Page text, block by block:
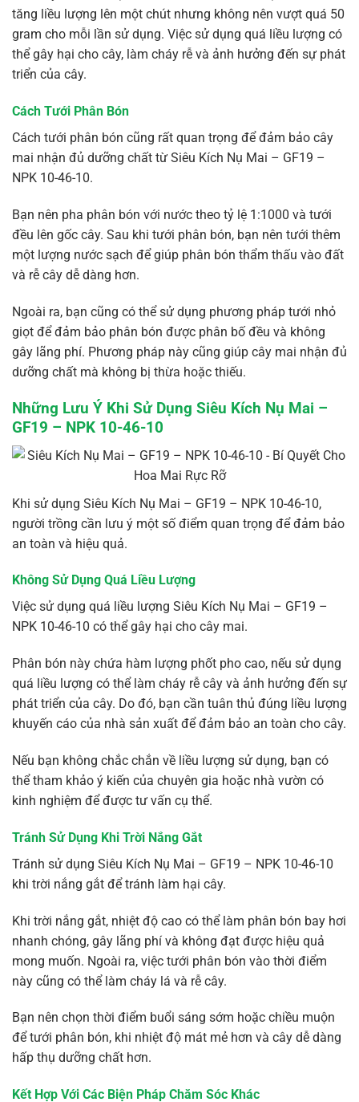
tăng liều lượng lên một chút nhưng không nên vượt quá 50
gram cho mỗi lần sử dụng. Việc sử dụng quá liều lượng có
thể gây hại cho cây, làm cháy rễ và ảnh hưởng đến sự phát
triển của cây.
Cách Tưới Phân Bón
Cách tưới phân bón cũng rất quan trọng để đảm bảo cây
mai nhận đủ dưỡng chất từ Siêu Kích Nụ Mai – GF19 –
NPK 10-46-10.
Bạn nên pha phân bón với nước theo tỷ lệ 1:1000 và tưới
đều lên gốc cây. Sau khi tưới phân bón, bạn nên tưới thêm
một lượng nước sạch để giúp phân bón thẩm thấu vào đất
và rễ cây dễ dàng hơn.
Ngoài ra, bạn cũng có thể sử dụng phương pháp tưới nhỏ
giọt để đảm bảo phân bón được phân bố đều và không
gây lãng phí. Phương pháp này cũng giúp cây mai nhận đủ
dưỡng chất mà không bị thừa hoặc thiếu.
Những Lưu Ý Khi Sử Dụng Siêu Kích Nụ Mai –
GF19 – NPK 10-46-10
Khi sử dụng Siêu Kích Nụ Mai – GF19 – NPK 10-46-10,
người trồng cần lưu ý một số điểm quan trọng để đảm bảo
an toàn và hiệu quả.
Không Sử Dụng Quá Liều Lượng
Việc sử dụng quá liều lượng Siêu Kích Nụ Mai – GF19 –
NPK 10-46-10 có thể gây hại cho cây mai.
Phân bón này chứa hàm lượng phốt pho cao, nếu sử dụng
quá liều lượng có thể làm cháy rễ cây và ảnh hưởng đến sự
phát triển của cây. Do đó, bạn cần tuân thủ đúng liều lượng
khuyến cáo của nhà sản xuất để đảm bảo an toàn cho cây.
Nếu bạn không chắc chắn về liều lượng sử dụng, bạn có
thể tham khảo ý kiến của chuyên gia hoặc nhà vườn có
kinh nghiệm để được tư vấn cụ thể.
Tránh Sử Dụng Khi Trời Nắng Gắt
Tránh sử dụng Siêu Kích Nụ Mai – GF19 – NPK 10-46-10
khi trời nắng gắt để tránh làm hại cây.
Khi trời nắng gắt, nhiệt độ cao có thể làm phân bón bay hơi
nhanh chóng, gây lãng phí và không đạt được hiệu quả
mong muốn. Ngoài ra, việc tưới phân bón vào thời điểm
này cũng có thể làm cháy lá và rễ cây.
Bạn nên chọn thời điểm buổi sáng sớm hoặc chiều muộn
để tưới phân bón, khi nhiệt độ mát mẻ hơn và cây dễ dàng
hấp thụ dưỡng chất hơn.
Kết Hợp Với Các Biện Pháp Chăm Sóc Khác